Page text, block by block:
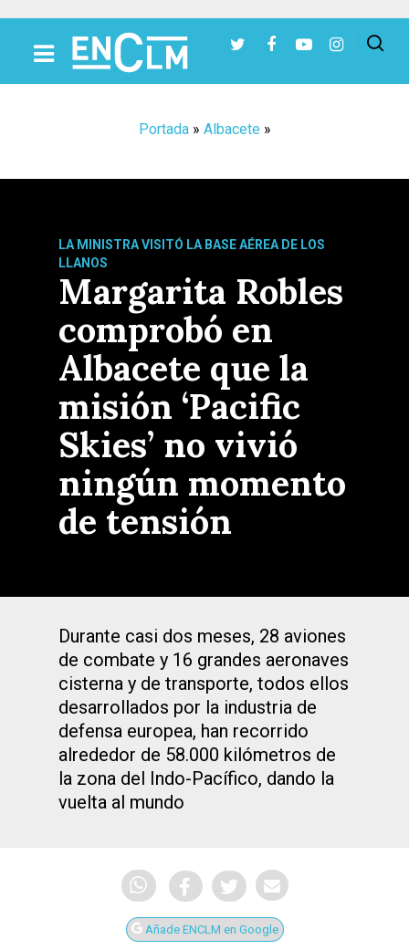
Portada» Albacete »
LA MINISTRA VISITÓ LA BASE AÉREA DE LOS
LLANOS
Margarita Robles
comprobó en
Albacete que la
misión ‘Pacific
Skies’ no vivió
ningún momento
de tensión
Durante casi dos meses, 28 aviones
de combate y 16 grandes aeronaves
cisterna y de transporte, todos ellos
desarrollados por la industria de
defensa europea, han recorrido
alrededor de 58.000 kilómetros de
la zona del Indo-Pacífico, dando la
vuelta al mundo
Añade ENCLM en Google